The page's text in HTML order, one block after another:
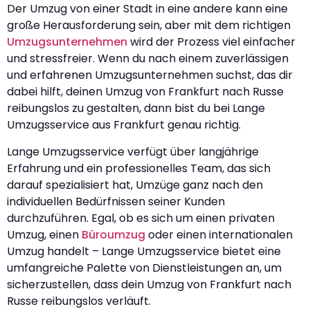
Der Umzug von einer Stadt in eine andere kann eine
große Herausforderung sein, aber mit dem richtigen
Umzugsunternehmen wird der Prozess viel einfacher
und stressfreier. Wenn du nach einem zuverlässigen
und erfahrenen Umzugsunternehmen suchst, das dir
dabei hilft, deinen Umzug von Frankfurt nach Russe
reibungslos zu gestalten, dann bist du bei Lange
Umzugsservice aus Frankfurt genau richtig.
Lange Umzugsservice verfügt über langjährige
Erfahrung und ein professionelles Team, das sich
darauf spezialisiert hat, Umzüge ganz nach den
individuellen Bedürfnissen seiner Kunden
durchzuführen. Egal, ob es sich um einen privaten
Umzug, einen Büroumzug oder einen internationalen
Umzug handelt – Lange Umzugsservice bietet eine
umfangreiche Palette von Dienstleistungen an, um
sicherzustellen, dass dein Umzug von Frankfurt nach
Russe reibungslos verläuft.